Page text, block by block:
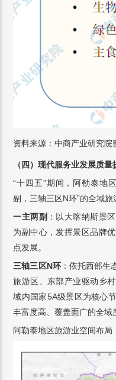
资料来源：中商产业研究院
（四）现代服务业发展质量
“十四五”期间，阿勒泰地
副，三轴三区N环”的全域旅
一主两副 ：以大喀纳斯景
为副中心，发挥景区品牌
点发展。
三轴三区N环：依托西部生
旅游区、东部产业驱动乡
域内国家5A级景区为核心
丰富度高、覆盖面广的全域
阿勒泰地区旅游业空间布局